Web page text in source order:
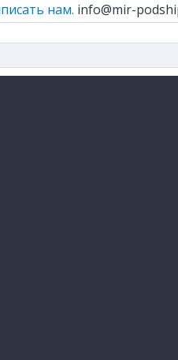
нам. info@mir-